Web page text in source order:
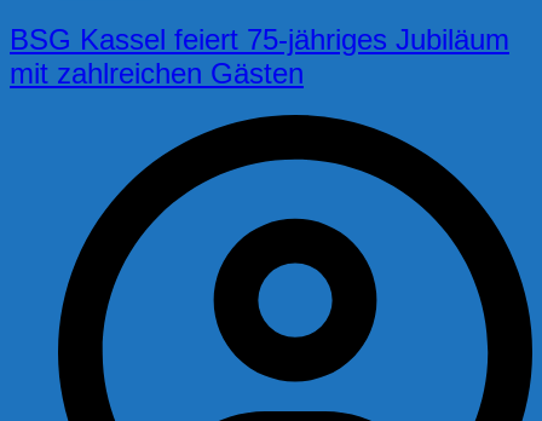
BSG Kassel feiert 75-jähriges Jubiläum
mit zahlreichen Gästen